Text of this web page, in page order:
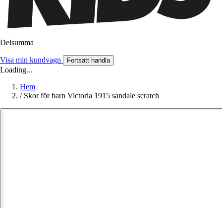
Delsumma
Visa min kundvagn Fortsätt handla
Loading...
Hem
/ Skor för barn Victoria 1915 sandale scratch